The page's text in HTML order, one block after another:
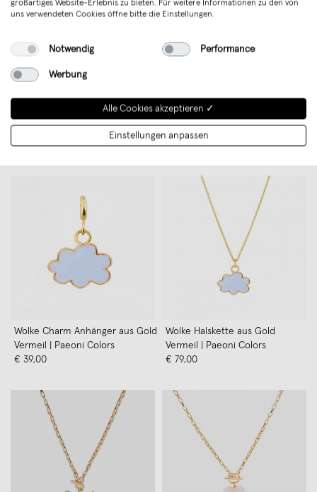
Herzkette aus 18k Gold Vermeil |
Paeoni Colors
Wolken Süßwasserperlen-
Armband aus Gold Vermeil |
Paeoni Colors
€ 79,00
Wolke Charm Anhänger aus Gold
Vermeil | Paeoni Colors
€ 39,00
Wolke Halskette aus Gold
Vermeil | Paeoni Colors
€ 79,00
großartiges Website-Erlebnis zu bieten. Für weitere Informationen zu den von
uns verwendeten Cookies öffne bitte die Einstellungen.
Notwendig Performance
Werbung
Alle Cookies akzeptieren ✓
Einstellungen anpassen